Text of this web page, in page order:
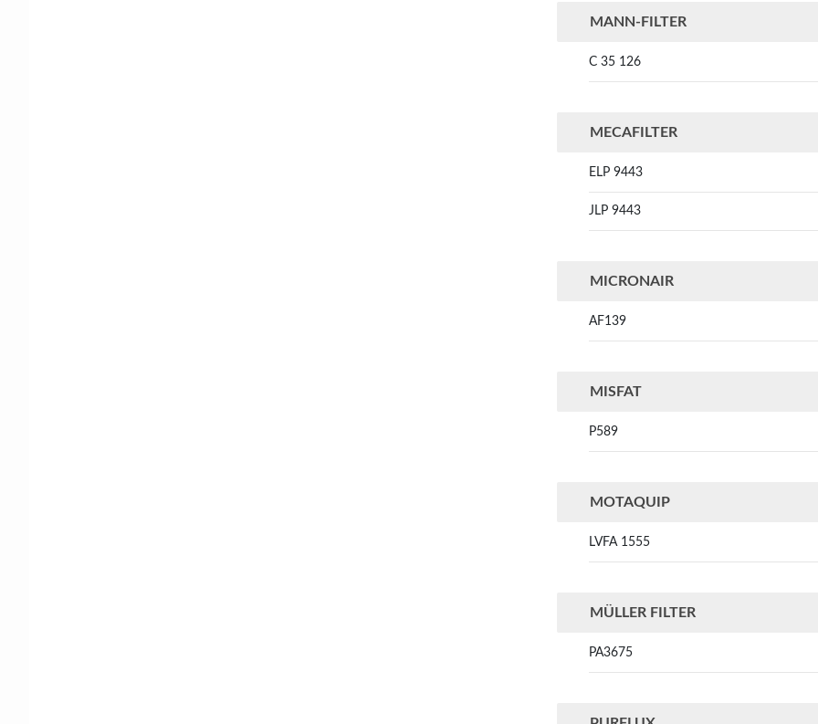
MANN-FILTER
C 35 126
MECAFILTER
ELP 9443
JLP 9443
MICRONAIR
AF139
MISFAT
P589
MOTAQUIP
LVFA 1555
MÜLLER FILTER
PA3675